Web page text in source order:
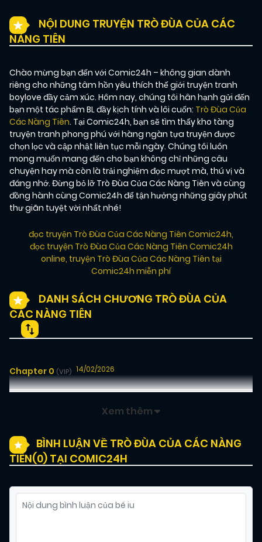
NỘI DUNG TRUYỆN TRÒ ĐÙA CỦA CÁC
NÀNG TIÊN
Chào mừng bạn đến với Comic24h – không gian dành
riêng cho những tâm hồn yêu thích thế giới truyện tranh
boylove đầy cảm xúc. Hôm nay, chúng tôi hân hạnh gửi đến
bạn một tác phẩm BL đầy kịch tính và lôi cuốn: Trò Đùa Của
Các Nàng Tiên. Tại Comic24h, bạn sẽ tìm thấy kho tàng
truyện tranh phong phú với hàng ngàn tựa truyện được
chọn lọc và cập nhật liên tục mỗi ngày. Chúng tôi luôn
mong muốn mang đến cho bạn không chỉ những câu
chuyện hay mà còn là trải nghiệm đọc mượt mà, thú vị và
đáng nhớ. Đừng bỏ lỡ Trò Đùa Của Các Nàng Tiên và cùng
đồng hành cùng Comic24h để tận hưởng những giây phút
thư giãn tuyệt vời nhất nhé!
đọc truyện Trò Đùa Của Các Nàng Tiên Comic24h,
đọc truyện Trò Đùa Của Các Nàng Tiên Comic24h
online, truyện Trò Đùa Của Các Nàng Tiên tại
Comic24h miễn phí
DANH SÁCH CHƯƠNG TRÒ ĐÙA CỦA
CÁC NÀNG TIÊN
Chapter 0 (VIP) 14/02/2026
Xem thêm
BÌNH LUẬN VỀ TRÒ ĐÙA CỦA CÁC NÀNG
TIÊN(0) TẠI COMIC24H